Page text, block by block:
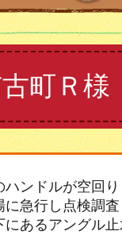
町Ｒ
ハンドルが空回
に急行し点検調
にあるアングル